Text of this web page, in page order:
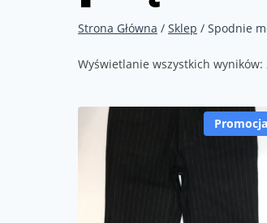
Strona Główna / Sklep / Spodnie
Wyświetlanie wszystkich wyników: